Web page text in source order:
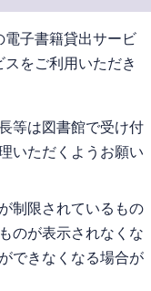
電子書籍貸出サービ
をご利用いただき
等は図書館で受け付
いただくようお願い
制限されているもの
のが表示されなくな
できなくなる場合が